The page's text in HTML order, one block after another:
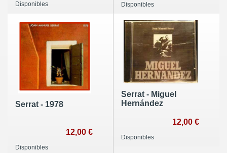
Disponibles Disponibles
Serrat - 1978
12,00 €
Disponibles
Serrat - Miguel
Hernández
12,00 €
Disponibles